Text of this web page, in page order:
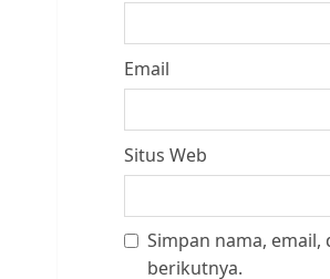
Email
Situs Web
Simpan nama,
berikutnya.